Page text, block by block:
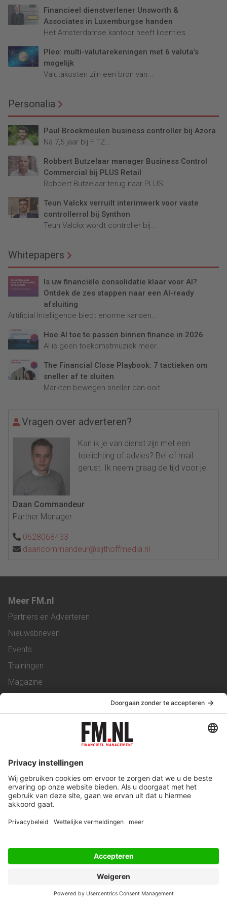
Financieel dienstverlener Unsworth &
Associates in Luxemburgse handen
Het Amsterdamse kantoor heeft licenties...
Pleo: multi-valutarekeningen met 6 valuta’s
mogelijk
Valutakosten zijn een bron van...
Personalia
Paul Broekmeulen business controller bij Azora
Na 7,5 jaar bij FITZ...
Robbert Butzelaar manager Business Control
Commercial bij PLUS Retail
Robbert Butzelaar terug naar PLUS...
Teun Valckx verruilt interimwerk voor vaste
controllerrol bij Synthon
Teun Valckx wordt controller bij...
Whitepapers
Is uw financiële consolidatie klaar voor AI?
Ontdek de zes stappen naar een AI-ready
afsluiting
Artificial Intelligence biedt enorme kansen...
Hoe AI toe te passen binnen finance in 2026
AI is geen toekomstmuziek meer...
The Financial Close Playbook: 7 tactieken om
sneller af te sluiten
Markten bewegen sneller dan ooit....
Vragen over adverteren?
Kan ik je van dienst zijn met een
toelichting of advies? Bel of mail
gerust. Ik neem graag de tijd voor je.
Daan Commandeur
Partner Manager
0628068433
daancommandeur@sijthoffmedia.nl
Meer FM.nl
Partners en Adverteren
Nieuwsbrieven
Events
Trainingen
Magazine
Service & Contact
Werken bij ons
Privacy Statement
Algemene Voorwaarden